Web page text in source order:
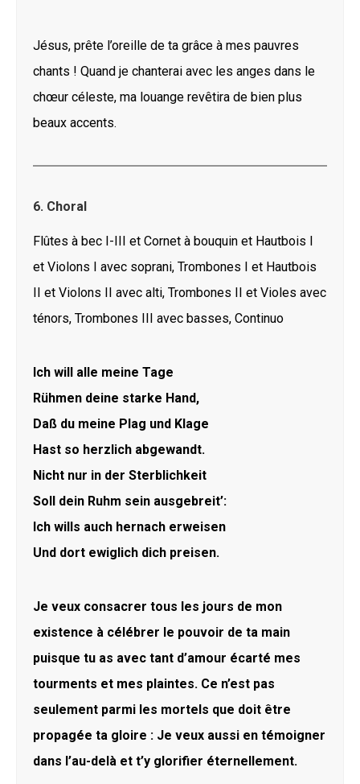
Jésus, prête l’oreille de ta grâce à mes pauvres
chants ! Quand je chanterai avec les anges dans le
chœur céleste, ma louange revêtira de bien plus
beaux accents.
6. Choral
Flûtes à bec I-III et Cornet à bouquin et Hautbois I
et Violons I avec soprani, Trombones I et Hautbois
II et Violons II avec alti, Trombones II et Violes avec
ténors, Trombones III avec basses, Continuo
Ich will alle meine Tage
Rühmen deine starke Hand,
Daß du meine Plag und Klage
Hast so herzlich abgewandt.
Nicht nur in der Sterblichkeit
Soll dein Ruhm sein ausgebreit’:
Ich wills auch hernach erweisen
Und dort ewiglich dich preisen.
Je veux consacrer tous les jours de mon
existence à célébrer le pouvoir de ta main
puisque tu as avec tant d’amour écarté mes
tourments et mes plaintes. Ce n’est pas
seulement parmi les mortels que doit être
propagée ta gloire : Je veux aussi en témoigner
dans l’au-delà et t’y glorifier éternellement.